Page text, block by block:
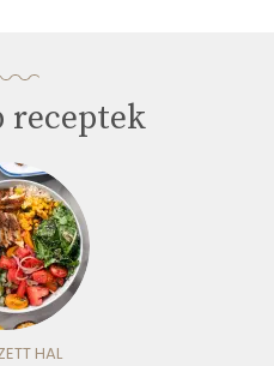
receptek
HAL